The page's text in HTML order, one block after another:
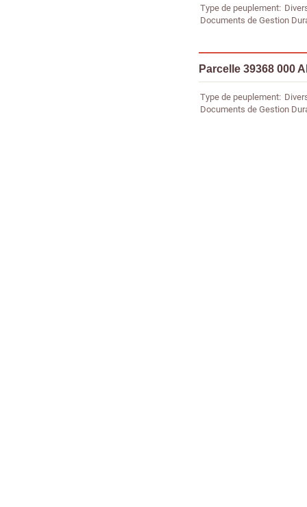
Type de peuplement
Documents de Gestion
Parcelle 39368 000
Type de peuplement
Documents de Gestion